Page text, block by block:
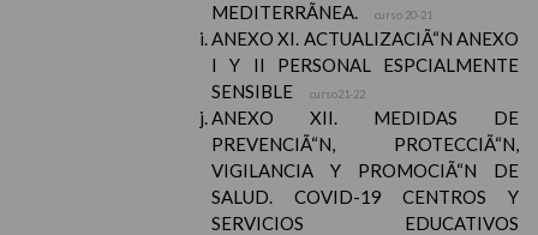
MEDITERRÃNEA.
curso 20-21
ANEXO XI. ACTUALIZACIÃ“N ANEXO
I Y II PERSONAL ESPCIALMENTE
SENSIBLE
curso21-22
ANEXO XII. MEDIDAS DE
PREVENCIÃ“N, PROTECCIÃ“N,
VIGILANCIA Y PROMOCIÃ“N DE
SALUD. COVID-19 CENTROS Y
SERVICIOS EDUCATIVOS